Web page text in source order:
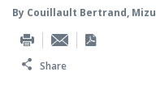
By Couillault Bertrand,
Share